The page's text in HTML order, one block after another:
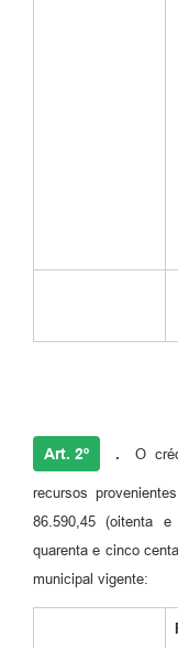
Art. 2º .O
recursos
86.590,45 (oitenta
quarenta e cinco
municipal vigente: